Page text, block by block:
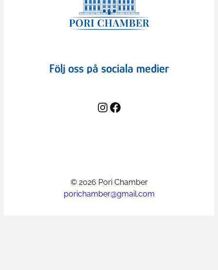
Följ oss på sociala medier
Instagram Facebook
© 2026 Pori Chamber
porichamber@gmail.com